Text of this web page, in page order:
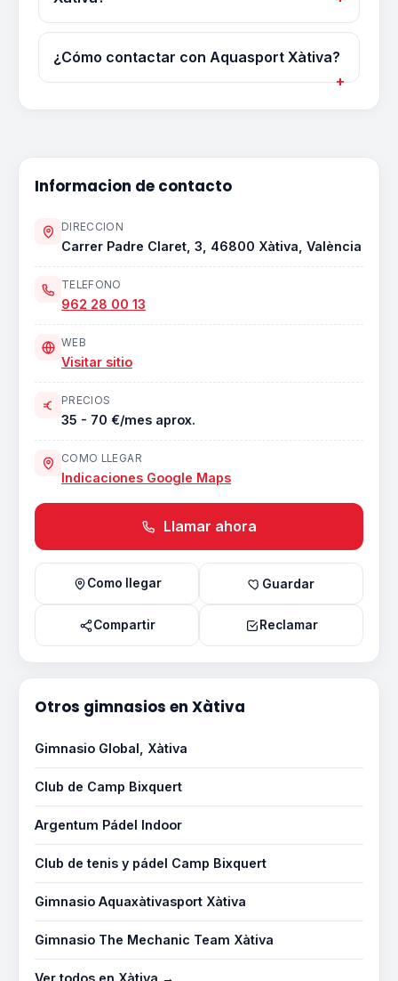
¿Cómo contactar con Aquasport Xàtiva?
Informacion de contacto
DIRECCION
Carrer Padre Claret, 3, 46800 Xàtiva, València
TELEFONO
962 28 00 13
WEB
Visitar sitio
PRECIOS
35 - 70 €/mes aprox.
COMO LLEGAR
Indicaciones Google Maps
Llamar ahora
Como llegar Guardar
Compartir Reclamar
Otros gimnasios en Xàtiva
Gimnasio Global, Xàtiva
Club de Camp Bixquert
Argentum Pádel Indoor
Club de tenis y pádel Camp Bixquert
Gimnasio Aquaxàtivasport Xàtiva
Gimnasio The Mechanic Team Xàtiva
Ver todos en Xàtiva →